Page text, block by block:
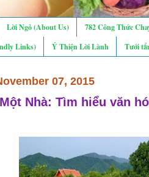
Lời Ngỏ (About Us)
782 Công Thức
Links)
Ý Thiện Lời Lành Tưới
07, 2015
Nhà: Tìm hiểu văn